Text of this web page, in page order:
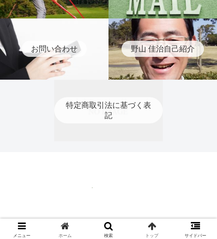
お問い合わせ 野山 佳治自己紹介
特定商取引法に基づく表
記
© 2020 ティーチングプロ 野山 佳治.
メニュー ホーム 検索 トップ サイドバー